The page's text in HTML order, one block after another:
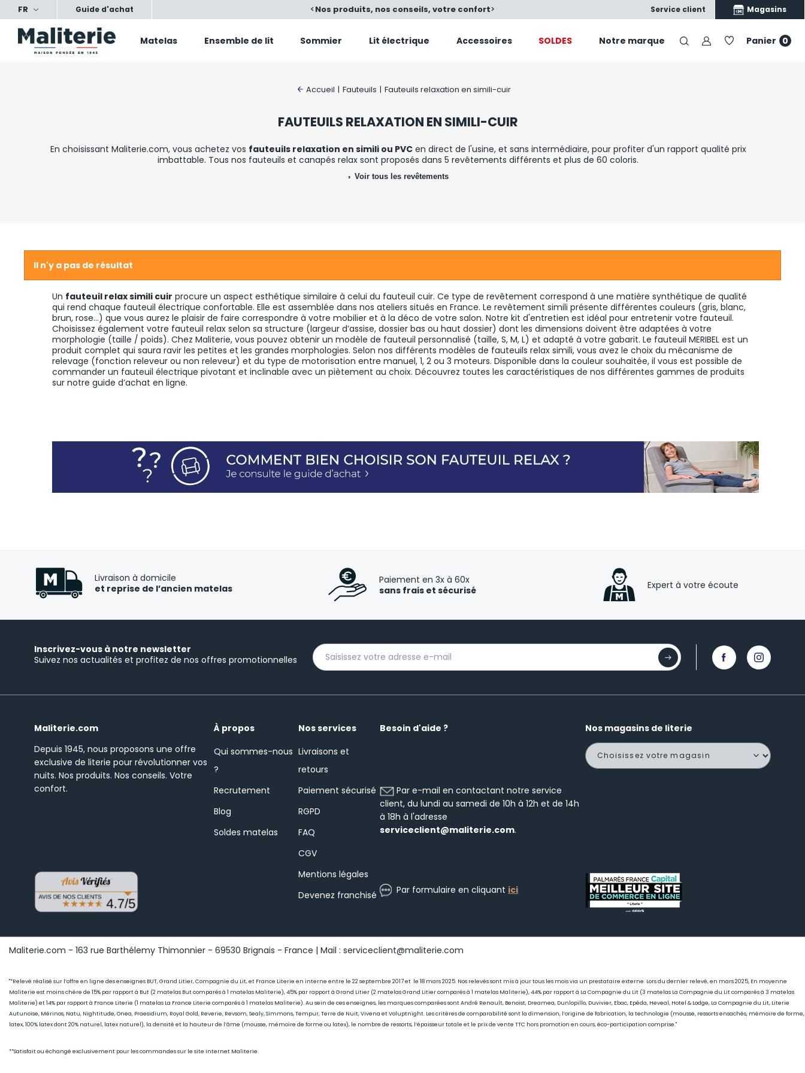
FR Guide d'achat <
nos conseils, votre confort Nos produits, nos conseils, votre confort Nos produits, nos conseils,
> Magasins
Service client
Matelas Ensemble de lit Sommier Lit électrique Accessoires SOLDES Notre marque Panier 0
Accueil | Fauteuils | Fauteuils relaxation en simili-cuir
FAUTEUILS RELAXATION EN SIMILI-CUIR
En choisissant Maliterie.com, vous achetez vos fauteuils relaxation en simili ou PVCen direct de l'usine, et sans intermédiaire, pour profiter d'un rapport qualité prix
imbattable. Tous nos fauteuils et canapés relax sont proposés dans 5 revêtements différents et plus de 60 coloris.
Voir tous les revêtements
Il n'y a pas de résultat
Un fauteuil relax simili cuir procure un aspect esthétique similaire à celui du fauteuil cuir. Ce type de revêtement correspond à une matière synthétique de qualité
qui rend chaque fauteuil électrique confortable. Elle est assemblée dans nos ateliers situés en France. Le revêtement simili présente différentes couleurs (gris, blanc,
brun, rose…) que vous aurez le plaisir de faire correspondre à votre mobilier et à la déco de votre salon. Notre kit d'entretien est idéal pour entretenir votre fauteuil.
Choisissez également votre fauteuil relax selon sa structure (largeur d’assise, dossier bas ou haut dossier) dont les dimensions doivent être adaptées à votre
morphologie (taille / poids). Chez Maliterie, vous pouvez obtenir un modèle de fauteuil personnalisé (taille, S, M, L) et adapté à votre gabarit. Le fauteuil MERIBEL est un
produit complet qui saura ravir les petites et les grandes morphologies. Selon nos différents modèles de fauteuils relax simili, vous avez le choix du mécanisme de
relevage (fonction releveur ou non releveur) et du type de motorisation entre manuel, 1, 2 ou 3 moteurs. Disponible dans la couleur souhaitée, il vous est possible de
commander un fauteuil électrique pivotant et inclinable avec un piètement au choix. Découvrez toutes les caractéristiques de nos différentes gammes de produits
sur notre guide d’achat en ligne.
Livraison à domicile
et reprise de l’ancien matelas
Paiement en 3x à 60x
sans frais et sécurisé
Expert à votre écoute
Inscrivez-vous à notre newsletter
Suivez nos actualités et profitez de nos offres promotionnelles
Maliterie.com
Depuis 1945, nous proposons une offre
exclusive de literie pour révolutionner vos
nuits. Nos produits. Nos conseils. Votre
confort.
À propos
Qui sommes-nous
?
Recrutement
Blog
Soldes matelas
Nos services
Livraisons et
retours
Paiement sécurisé
RGPD
FAQ
CGV
Mentions légales
Devenez franchisé
Besoin d'aide ?
Par e-mail en contactant notre service
client, du lundi au samedi de 10h à 12h et de 14h
à 18h à l'adresse
serviceclient@maliterie.com.
Par formulaire en cliquant ici
Nos magasins de literie
Maliterie.com - 163 rue Barthélemy Thimonnier - 69530 Brignais - France | Mail : serviceclient@maliterie.com
"*Relevé réalisé sur l’offre en ligne des enseignes BUT, Grand Litier, Compagnie du Lit, et France Literie en interne entre le 22 septembre 2017 et le 18 mars 2025. Nos relevés sont mis à jour tous les mois via un prestataire externe. Lors du dernier relevé, en mars 2025, En moyenne
Maliterie est moins chère de 15% par rapport à But (2 matelas But comparés à 1 matelas Maliterie), 45% par rapport à Grand Litier (2 matelas Grand Litier comparés à 1 matelas Maliterie), 44% par rapport à La Compagnie du Lit (3 matelas La Compagnie du Lit comparés à 3 matelas
Maliterie) et 14% par rapport à France Literie (1 matelas La France Literie comparés à 1 matelas Maliterie). Au sein de ces enseignes, les marques comparées sont André Renault, Benoist, Dreamea, Dunlopillo, Duvivier, Ebac, Epéda, Heveal, Hotel & Lodge, La Compagnie du Lit, Literie
Autunoise, Mérinos, Natu, Nightitude, Onea, Praesidium, Royal Gold, Reverie, Revsom, Sealy, Simmons, Tempur, Terre de Nuit, Vivena et Voluptnight. Les critères de comparabilité sont la dimension, l’origine de fabrication, la technologie (mousse, ressorts ensachés, mémoire de forme,
latex, 100% latex dont 20% naturel, latex naturel), la densité et la hauteur de l’âme (mousse, mémoire de forme ou latex), le nombre de ressorts, l’épaisseur totale et le prix de vente TTC hors promotion en cours, éco-participation comprise."
**Satisfait ou échangé exclusivement pour les commandes sur le site internet Maliterie.